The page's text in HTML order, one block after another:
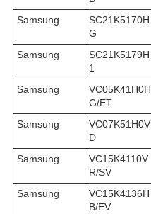
Samsung
SC21K5170H
G
Samsung
SC21K5179H
1
Samsung
VC05K41H0H
G/ET
Samsung
VC07K51H0V
D
Samsung
VC15K4110V
R/SV
Samsung
VC15K4136H
B/EV